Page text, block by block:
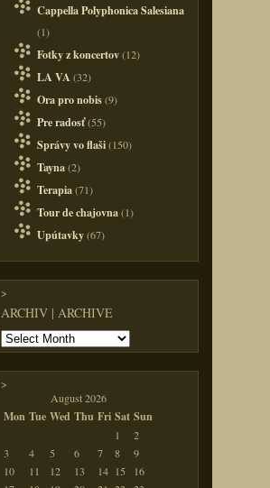
Cappella Polyphonica Salesiana
(1)
Fotky z koncertov(12)
LA VA(32)
Ora pro nobis(9)
Pre radosť(55)
Správy vo flaši(150)
Tayna(2)
Terapia(71)
Tour de chajovna(1)
Upútavky(67)
>
ARCHIV | ARCHIVE
>
August 2026
Mon Tue Wed Thu Fri Sat Sun
1
2
3
4 5 6 7 8
9
10
11 12 13 14 15
16